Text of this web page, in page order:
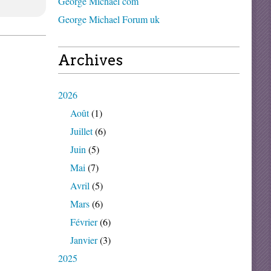
George Michael Forum uk
Archives
2026
Août(1)
Juillet(6)
Juin (5)
Mai (7)
Avril (5)
Mars(6)
Février(6)
Janvier(3)
2025